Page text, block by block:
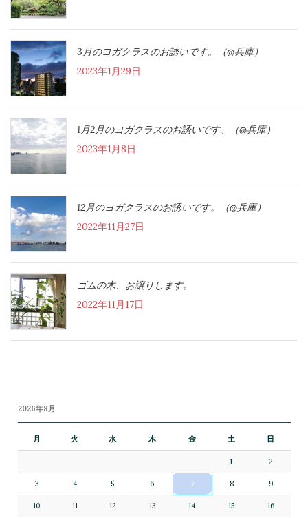
3月のヨガクラスのお誘いです。（@兵庫）
2023年1月29日
1月2月のヨガクラスのお誘いです。（@兵庫）
2023年1月8日
12月のヨガクラスのお誘いです。（@兵庫）
2022年11月27日
ゴムの木、お譲りします。
2022年11月17日
2026年8月
月 火 水 木 金 土 日
1 2
3 4 5 6 7 8 9
10 11 12 13 14 15 16